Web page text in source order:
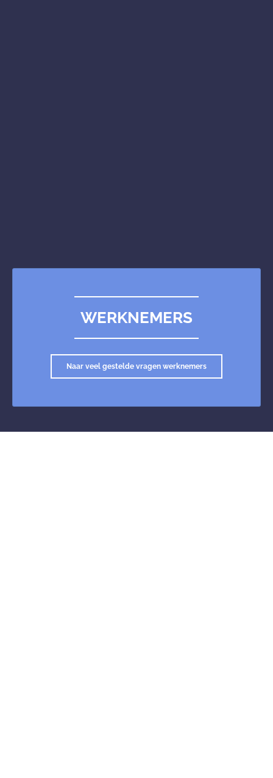
WERKNEMERS
Naar veel gestelde vragen werknemers